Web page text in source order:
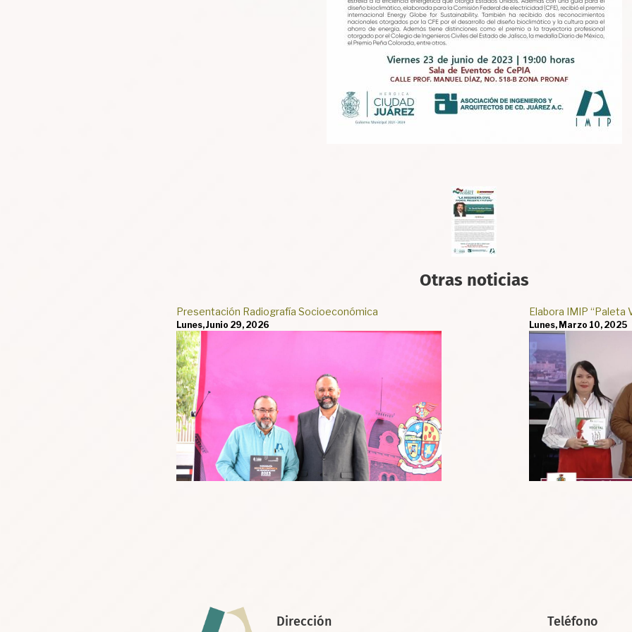
Otras noticias
Elabora IMIP “Paleta Vegetal de Ciudad Juárez”
Lunes, Marzo 10, 2025
Presentación de
UACJ
Lunes, Marzo 10, 2025
Dirección Teléfono